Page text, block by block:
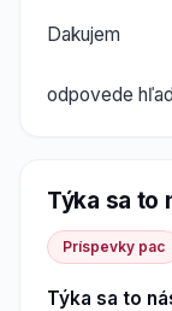
Dakujem
odpovede
Týka sa to
Príspevky pac
Týka sa to